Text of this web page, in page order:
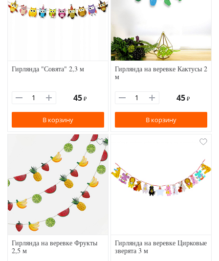
Гирлянда "Совята" 2,3 м
45 ₽
В корзину
Гирлянда на веревке Кактусы 2
м
45 ₽
В корзину
Гирлянда на веревке Фрукты
2,5 м
Гирлянда на веревке Цирковые
зверята 3 м